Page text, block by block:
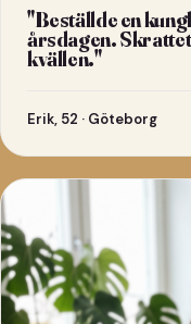
"Beställde en
årsdagen.
kvällen."
Erik, 52 · Göteborg